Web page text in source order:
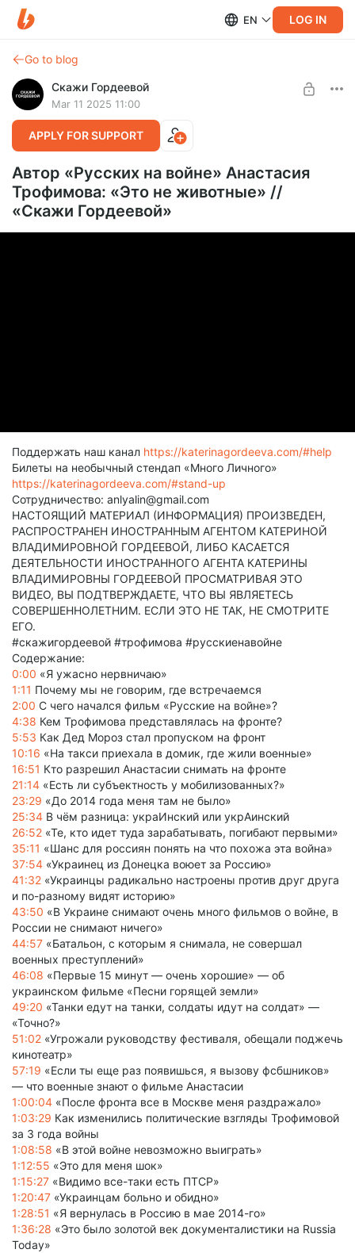
EN LOG IN
Go to blog
Скажи Гордеевой
Mar 11 2025 11:00
APPLY FOR SUPPORT
Автор «Русских на войне» Анастасия
Трофимова: «Это не животные» //
«Скажи Гордеевой»
Поддержать наш канал https://katerinagordeeva.com/#help
Билеты на необычный стендап «Много Личного»
https://katerinagordeeva.com/#stand-up
Сотрудничество: anlyalin@gmail.com
НАСТОЯЩИЙ МАТЕРИАЛ (ИНФОРМАЦИЯ) ПРОИЗВЕДЕН,
РАСПРОСТРАНЕН ИНОСТРАННЫМ АГЕНТОМ КАТЕРИНОЙ
ВЛАДИМИРОВНОЙ ГОРДЕЕВОЙ, ЛИБО КАСАЕТСЯ
ДЕЯТЕЛЬНОСТИ ИНОСТРАННОГО АГЕНТА КАТЕРИНЫ
ВЛАДИМИРОВНЫ ГОРДЕЕВОЙ ПРОСМАТРИВАЯ ЭТО
ВИДЕО, ВЫ ПОДТВЕРЖДАЕТЕ, ЧТО ВЫ ЯВЛЯЕТЕСЬ
СОВЕРШЕННОЛЕТНИМ. ЕСЛИ ЭТО НЕ ТАК, НЕ СМОТРИТЕ
ЕГО.
#скажигордеевой #трофимова #русскиенавойне
Содержание:
0:00 «Я ужасно нервничаю»
1:11 Почему мы не говорим, где встречаемся
2:00 С чего начался фильм «Русские на войне»?
4:38 Кем Трофимова представлялась на фронте?
5:53 Как Дед Мороз стал пропуском на фронт
10:16 «На такси приехала в домик, где жили военные»
16:51 Кто разрешил Анастасии снимать на фронте
21:14 «Есть ли субъектность у мобилизованных?»
23:29 «До 2014 года меня там не было»
25:34 В чём разница: украИнский или укрАинский
26:52 «Те, кто идет туда зарабатывать, погибают первыми»
35:11 «Шанс для россиян понять на что похожа эта война»
37:54 «Украинец из Донецка воюет за Россию»
41:32 «Украинцы радикально настроены против друг друга
и по-разному видят историю»
43:50 «В Украине снимают очень много фильмов о войне, в
России не снимают ничего»
44:57 «Батальон, с которым я снимала, не совершал
военных преступлений»
46:08 «Первые 15 минут — очень хорошие» — об
украинском фильме «Песни горящей земли»
49:20 «Танки едут на танки, солдаты идут на солдат» —
«Точно?»
51:02 «Угрожали руководству фестиваля, обещали поджечь
кинотеатр»
57:19 «Если ты еще раз появишься, я вызову фсбшников»
— что военные знают о фильме Анастасии
1:00:04 «После фронта все в Москве меня раздражало»
1:03:29 Как изменились политические взгляды Трофимовой
за 3 года войны
1:08:58 «В этой войне невозможно выиграть»
1:12:55 «Это для меня шок»
1:15:27 «Видимо все-таки есть ПТСР»
1:20:47 «Украинцам больно и обидно»
1:28:51 «Я вернулась в Россию в мае 2014-го»
1:36:28 «Это было золотой век документалистики на Russia
Today»